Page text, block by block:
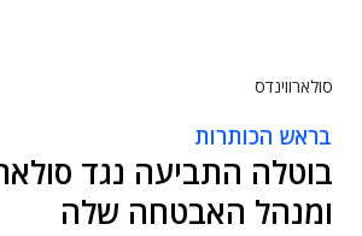
סולארווינדס
בראש הכותרות
בוטלה התביעה נגד
ומנהל האבטחה שלה